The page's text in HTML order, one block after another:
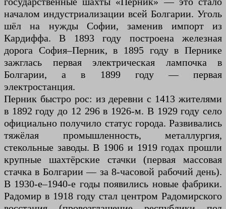
началом индустриализации всей Болгарии. Уголь
шёл на нужды Софии, заменив импорт из
Кардиффа. В 1893 году построена железная
дорога София–Перник, в 1895 году в Пернике
зажглась первая электрическая лампочка в
Болгарии, а в 1899 году — первая
электростанция.
Перник быстро рос: из деревни с 1413 жителями
в 1892 году до 12 296 в 1926-м. В 1929 году село
официально получило статус города. Развивались
тяжёлая промышленность, металлургия,
стекольные заводы. В 1906 и 1919 годах прошли
крупные шахтёрские стачки (первая массовая
стачка в Болгарии — за 8-часовой рабочий день).
В 1930-е–1940-е годы появились новые фабрики.
Радомир в 1918 году стал центром Радомирского